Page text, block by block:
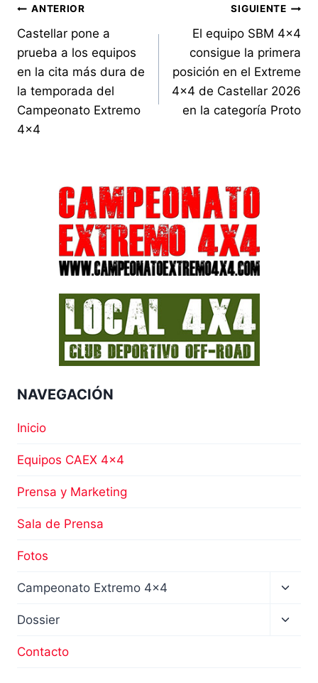
Navegación
de
entradas
ANTERIOR
Castellar pone a
prueba a los equipos
en la cita más dura de
la temporada del
Campeonato Extremo
4×4
SIGUIENTE
El equipo SBM 4×4
consigue la primera
posición en el Extreme
4×4 de Castellar 2026
en la categoría Proto
NAVEGACIÓN
Inicio
Equipos CAEX 4×4
Prensa y Marketing
Sala de Prensa
Fotos
Campeonato Extremo 4×4
hijo
Dossier
Contacto